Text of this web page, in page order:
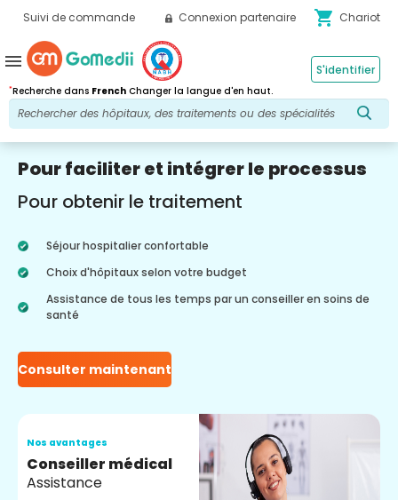
Suivi de commande Connexion partenaire shopping_cart Chariot
*Recherche dans French Changer la langue d'en haut.
S'identifier
menu
Pour faciliter et intégrer le processus
Pour obtenir le traitement
Séjour hospitalier confortable
Choix d'hôpitaux selon votre budget
Assistance de tous les temps par un conseiller en soins de
santé
Consulter maintenant
Nos avantages
Conseiller médical
Assistance